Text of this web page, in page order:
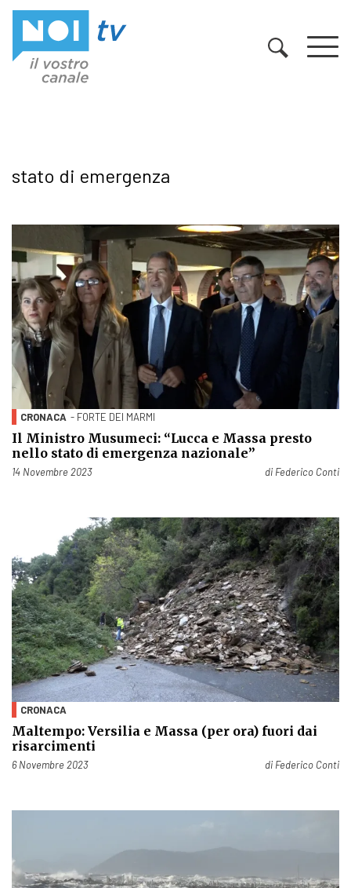
stato di emergenza
CRONACA - FORTE DEI MARMI
Il Ministro Musumeci: “Lucca e Massa presto
nello stato di emergenza nazionale”
Pubblicato il
14 Novembre 2023 di Federico Conti
CRONACA
Maltempo: Versilia e Massa (per ora) fuori dai
risarcimenti
Pubblicato il
6 Novembre 2023 di Federico Conti